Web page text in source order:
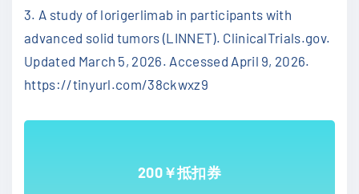
3. A study of lorigerlimab in participants with
advanced solid tumors (LINNET). ClinicalTrials.gov.
Updated March 5, 2026. Accessed April 9, 2026.
https://tinyurl.com/38ckwxz9
200￥抵扣券